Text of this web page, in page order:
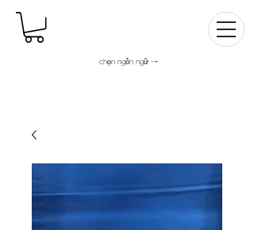
chọn ngôn ngữ →